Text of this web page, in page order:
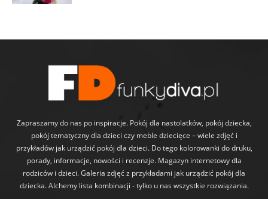
Zapraszamy do nas po inspiracje. Pokój dla nastolatków, pokój dziecka,
pokój tematyczny dla dzieci czy meble dziecięce – wiele zdjęć i
przykładów jak urządzić pokój dla dzieci. Do tego kolorowanki do druku,
porady, informacje, nowości i recenzje. Magazyn internetowy dla
rodziców i dzieci. Galeria zdjęć z przykładami jak urządzić pokój dla
dziecka. Alchemy lista kombinacji - tylko u nas wszystkie rozwiązania.